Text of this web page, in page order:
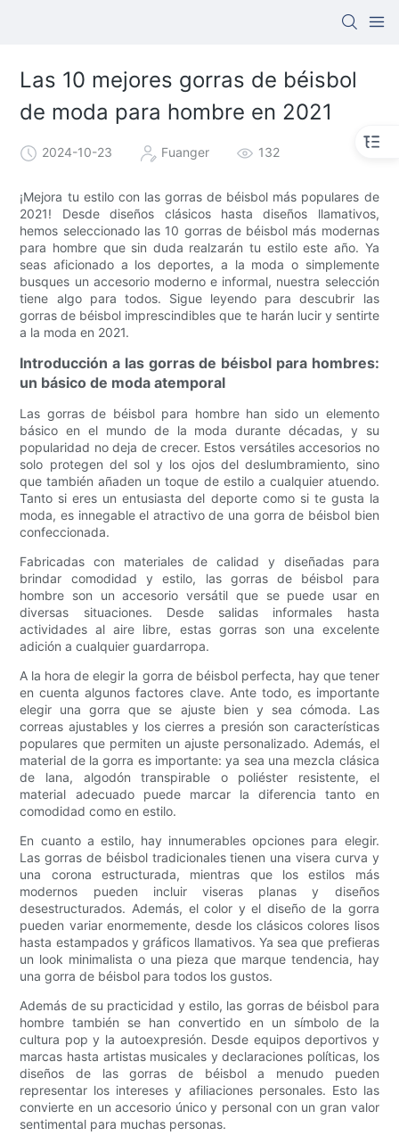
Las 10 mejores gorras de béisbol
de moda para hombre en 2021
2024-10-23 Fuanger 132
¡Mejora tu estilo con las gorras de béisbol más populares de
2021! Desde diseños clásicos hasta diseños llamativos,
hemos seleccionado las 10 gorras de béisbol más modernas
para hombre que sin duda realzarán tu estilo este año. Ya
seas aficionado a los deportes, a la moda o simplemente
busques un accesorio moderno e informal, nuestra selección
tiene algo para todos. Sigue leyendo para descubrir las
gorras de béisbol imprescindibles que te harán lucir y sentirte
a la moda en 2021.
Introducción a las gorras de béisbol para hombres:
un básico de moda atemporal
Las gorras de béisbol para hombre han sido un elemento
básico en el mundo de la moda durante décadas, y su
popularidad no deja de crecer. Estos versátiles accesorios no
solo protegen del sol y los ojos del deslumbramiento, sino
que también añaden un toque de estilo a cualquier atuendo.
Tanto si eres un entusiasta del deporte como si te gusta la
moda, es innegable el atractivo de una gorra de béisbol bien
confeccionada.
Fabricadas con materiales de calidad y diseñadas para
brindar comodidad y estilo, las gorras de béisbol para
hombre son un accesorio versátil que se puede usar en
diversas situaciones. Desde salidas informales hasta
actividades al aire libre, estas gorras son una excelente
adición a cualquier guardarropa.
A la hora de elegir la gorra de béisbol perfecta, hay que tener
en cuenta algunos factores clave. Ante todo, es importante
elegir una gorra que se ajuste bien y sea cómoda. Las
correas ajustables y los cierres a presión son características
populares que permiten un ajuste personalizado. Además, el
material de la gorra es importante: ya sea una mezcla clásica
de lana, algodón transpirable o poliéster resistente, el
material adecuado puede marcar la diferencia tanto en
comodidad como en estilo.
En cuanto a estilo, hay innumerables opciones para elegir.
Las gorras de béisbol tradicionales tienen una visera curva y
una corona estructurada, mientras que los estilos más
modernos pueden incluir viseras planas y diseños
desestructurados. Además, el color y el diseño de la gorra
pueden variar enormemente, desde los clásicos colores lisos
hasta estampados y gráficos llamativos. Ya sea que prefieras
un look minimalista o una pieza que marque tendencia, hay
una gorra de béisbol para todos los gustos.
Además de su practicidad y estilo, las gorras de béisbol para
hombre también se han convertido en un símbolo de la
cultura pop y la autoexpresión. Desde equipos deportivos y
marcas hasta artistas musicales y declaraciones políticas, los
diseños de las gorras de béisbol a menudo pueden
representar los intereses y afiliaciones personales. Esto las
convierte en un accesorio único y personal con un gran valor
sentimental para muchas personas.